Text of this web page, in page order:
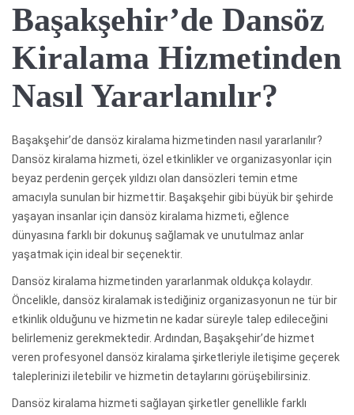
Başakşehir’de Dansöz
Kiralama Hizmetinden
Nasıl Yararlanılır?
Başakşehir’de dansöz kiralama hizmetinden nasıl yararlanılır?
Dansöz kiralama hizmeti, özel etkinlikler ve organizasyonlar için
beyaz perdenin gerçek yıldızı olan dansözleri temin etme
amacıyla sunulan bir hizmettir. Başakşehir gibi büyük bir şehirde
yaşayan insanlar için dansöz kiralama hizmeti, eğlence
dünyasına farklı bir dokunuş sağlamak ve unutulmaz anlar
yaşatmak için ideal bir seçenektir.
Dansöz kiralama hizmetinden yararlanmak oldukça kolaydır.
Öncelikle, dansöz kiralamak istediğiniz organizasyonun ne tür bir
etkinlik olduğunu ve hizmetin ne kadar süreyle talep edileceğini
belirlemeniz gerekmektedir. Ardından, Başakşehir’de hizmet
veren profesyonel dansöz kiralama şirketleriyle iletişime geçerek
taleplerinizi iletebilir ve hizmetin detaylarını görüşebilirsiniz.
Dansöz kiralama hizmeti sağlayan şirketler genellikle farklı